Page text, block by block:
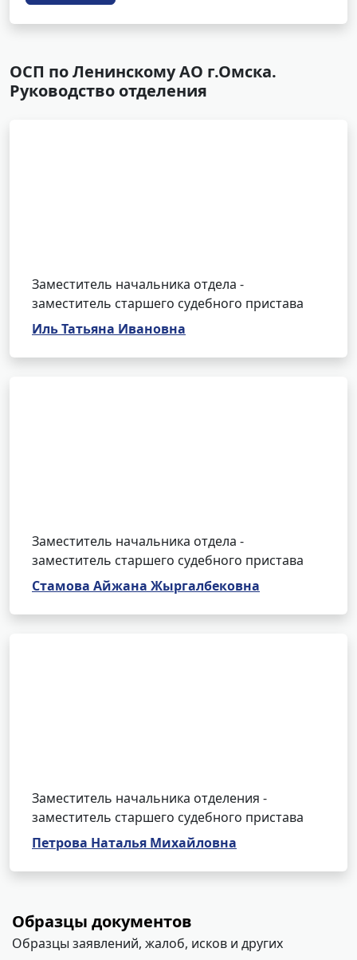
ОСП по Ленинскому АО г.Омска.
Руководство отделения
Заместитель начальника отдела -
заместитель старшего судебного пристава
Иль Татьяна Ивановна
Заместитель начальника отдела -
заместитель старшего судебного пристава
Стамова Айжана Жыргалбековна
Заместитель начальника отделения -
заместитель старшего судебного пристава
Петрова Наталья Михайловна
Образцы документов
Образцы заявлений, жалоб, исков и других